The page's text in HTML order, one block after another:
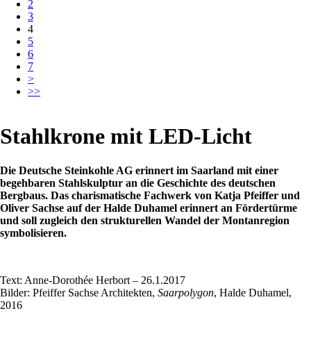
2
3
4
5
6
7
>
>>
Stahlkrone mit LED-Licht
Die Deutsche Steinkohle AG erinnert im Saarland mit einer
begehbaren Stahlskulptur an die Geschichte des deutschen
Bergbaus. Das charismatische Fachwerk von Katja Pfeiffer und
Oliver Sachse auf der Halde Duhamel erinnert an Fördertürme
und soll zugleich den strukturellen Wandel der Montanregion
symbolisieren.
Text: Anne-Dorothée Herbort – 26.1.2017
Bilder: Pfeiffer Sachse Architekten, Saarpolygon, Halde Duhamel,
2016